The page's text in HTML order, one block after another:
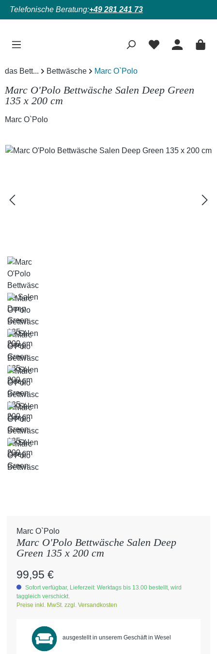
Zum Hauptinhalt springen
Telefonische Beratung:+49 281 241 73
das Bett... Bettwäsche Marc O`Polo
Marc O'Polo Bettwäsche Salen Deep Green
135 x 200 cm
Marc O`Polo
Bildergalerie überspringen
Marc O`Polo
Marc O'Polo Bettwäsche Salen Deep
Green 135 x 200 cm
Regulärer Preis:
99,95 €
Sofort verfügbar, Lieferzeit: Werktags bis 13.00 bestellt, wird
taggleich verschickt.
Preise inkl. MwSt. zzgl. Versandkosten
ausgestellt in unserem Geschäft in Wesel